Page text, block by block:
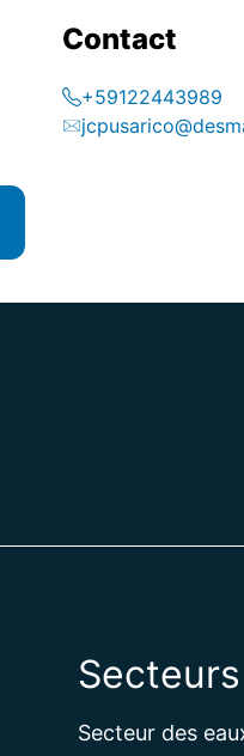
Contact
+59122443989
Secteurs
Secteur des